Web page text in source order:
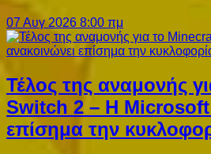
07 Αυγ 2026 8:00 πμ
Τέλος της αναμονής
Switch 2 – Η Microsoft
επίσημα την